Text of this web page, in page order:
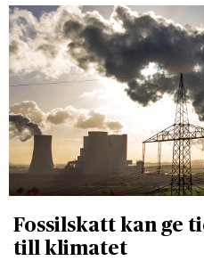
Fossilskatt kan ge
till klimatet